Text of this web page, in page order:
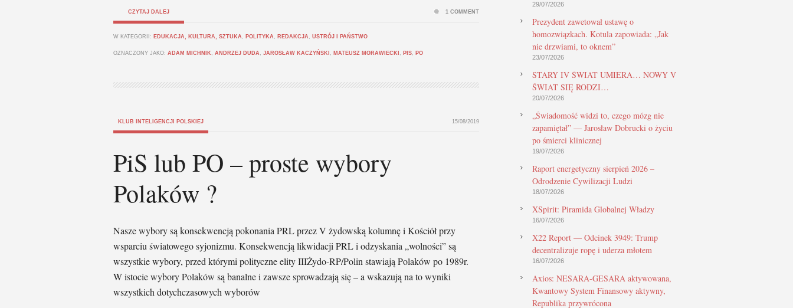
CZYTAJ DALEJ
W KATEGORII: EDUKACJA, KULTURA, SZTUKA , POLITYKA , REDAKCJA , USTRÓJ I PAŃSTWO
OZNACZONY JAKO: ADAM MICHNIK , ANDRZEJ DUDA , JAROSŁAW KACZYŃSKI , MATEUSZ MORAWIECKI , PIS, PO
1 COMMENT
KLUB INTELIGENCJI POLSKIEJ 15/08/2019
PiS lub PO – proste wybory
Polaków ?
Nasze wybory są konsekwencją pokonania PRL przez V żydowską kolumnę i Kościół przy
wsparciu światowego syjonizmu. Konsekwencją likwidacji PRL i odzyskania „wolności” są
wszystkie wybory, przed którymi polityczne elity IIIŻydo-RP/Polin stawiają Polaków po 1989r.
W istocie wybory Polaków są banalne i zawsze sprowadzają się – a wskazują na to wyniki
wszystkich dotychczasowych wyborów
29/07/2026
Prezydent zawetował ustawę o
homozwiązkach. Kotula zapowiada: „Jak
nie drzwiami, to oknem”
23/07/2026
STARY IV ŚWIAT UMIERA… NOWY V
ŚWIAT SIĘ RODZI…
20/07/2026
„Świadomość widzi to, czego mózg nie
zapamiętał” — Jarosław Dobrucki o życiu
po śmierci klinicznej
19/07/2026
Raport energetyczny sierpień 2026 –
Odrodzenie Cywilizacji Ludzi
18/07/2026
XSpirit: Piramida Globalnej Władzy
16/07/2026
X22 Report — Odcinek 3949: Trump
decentralizuje ropę i uderza młotem
16/07/2026
Axios: NESARA-GESARA aktywowana,
Kwantowy System Finansowy aktywny,
Republika przywrócona